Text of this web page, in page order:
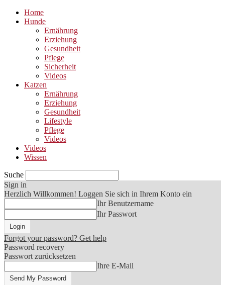
Home
Hunde
Ernährung
Erziehung
Gesundheit
Pflege
Sicherheit
Videos
Katzen
Ernährung
Erziehung
Gesundheit
Lifestyle
Pflege
Videos
Videos
Wissen
Suche
Sign in
Herzlich Willkommen! Loggen Sie sich in Ihrem Konto ein
Ihr Benutzername
Ihr Passwort
Forgot your password? Get help
Password recovery
Passwort zurücksetzen
Ihre E-Mail